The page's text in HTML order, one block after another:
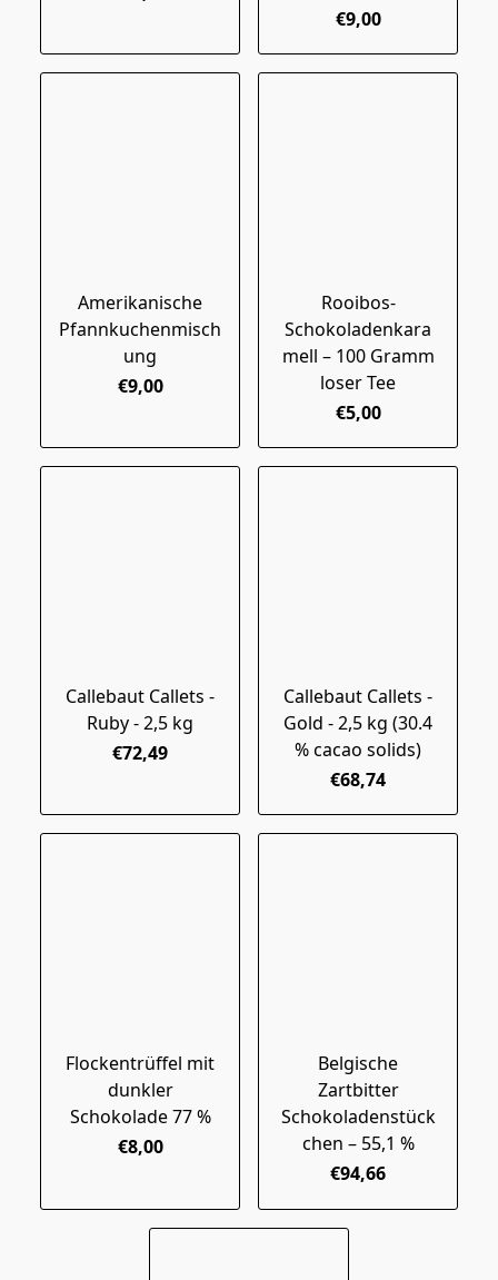
€9,00
Amerikanische
Pfannkuchenmisch
ung
€9,00
Rooibos-
Schokoladenkara
mell – 100 Gramm
loser Tee
€5,00
Callebaut Callets -
Ruby - 2,5 kg
€72,49
Callebaut Callets -
Gold - 2,5 kg (30.4
% cacao solids)
€68,74
Flockentrüffel mit
dunkler
Schokolade 77 %
€8,00
Belgische
Zartbitter
Schokoladenstück
chen – 55,1 %
€94,66